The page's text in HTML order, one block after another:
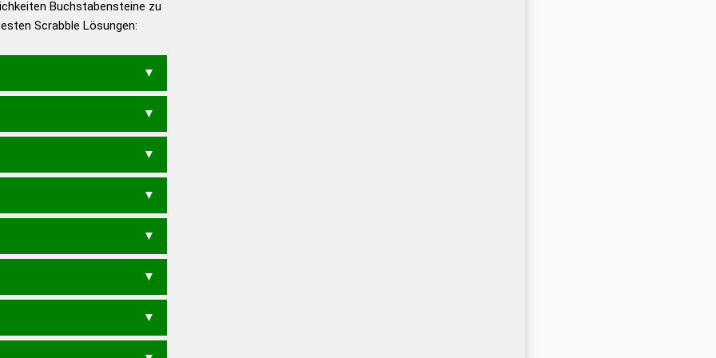
– Die deutsche Grammatik
– Deutsches
Buchstabensteine zu
Scrabble Lösungen: